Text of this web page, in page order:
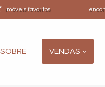
imóveis favoritos
SOBRE VENDAS